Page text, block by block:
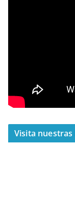
Visita nuestras